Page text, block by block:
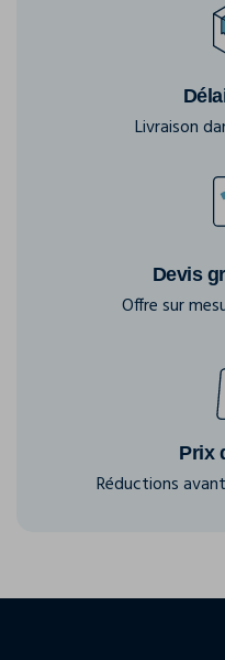
Livraison
Devis
Offre sur
Prix
Réductions